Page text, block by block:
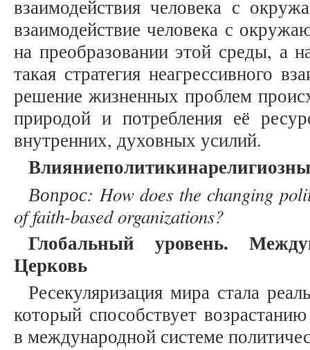
взаимодействия человека с
взаимодействие человека с
на преобразовании этой среды, а
такая стратегия неагрессивного
решение жизненных проблем
природой и потребления её
внутренних, духовных усилий.
Влияниеполитикина
Вопрос: How does the changing
of faith-based organizations?
Глобальный уровень.
Церковь
Ресекуляризация мира стала
который способствует
в международной системе